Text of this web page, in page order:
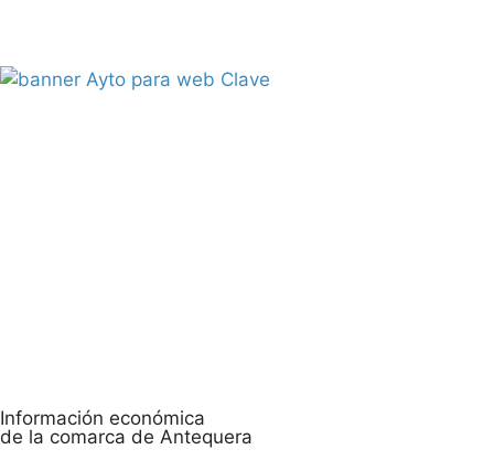
Información económica
de la comarca de Antequera